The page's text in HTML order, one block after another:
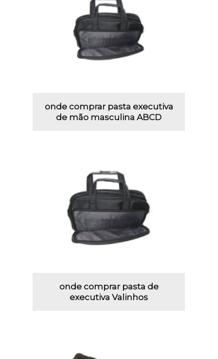
onde comprar pasta executiva
de mão masculina ABCD
onde comprar pasta de
executiva Valinhos